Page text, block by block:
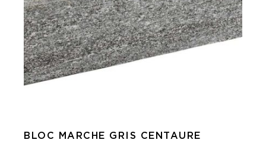
BLOC MARCHE GRIS CENTAURE